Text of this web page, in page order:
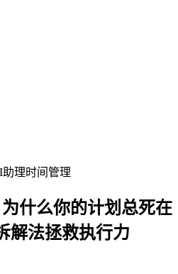
助理时间管理
什么你的计划总死在
解法拯救执行力